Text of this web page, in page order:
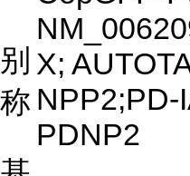
别
称
X;
NPP2;PD-
PDNP2